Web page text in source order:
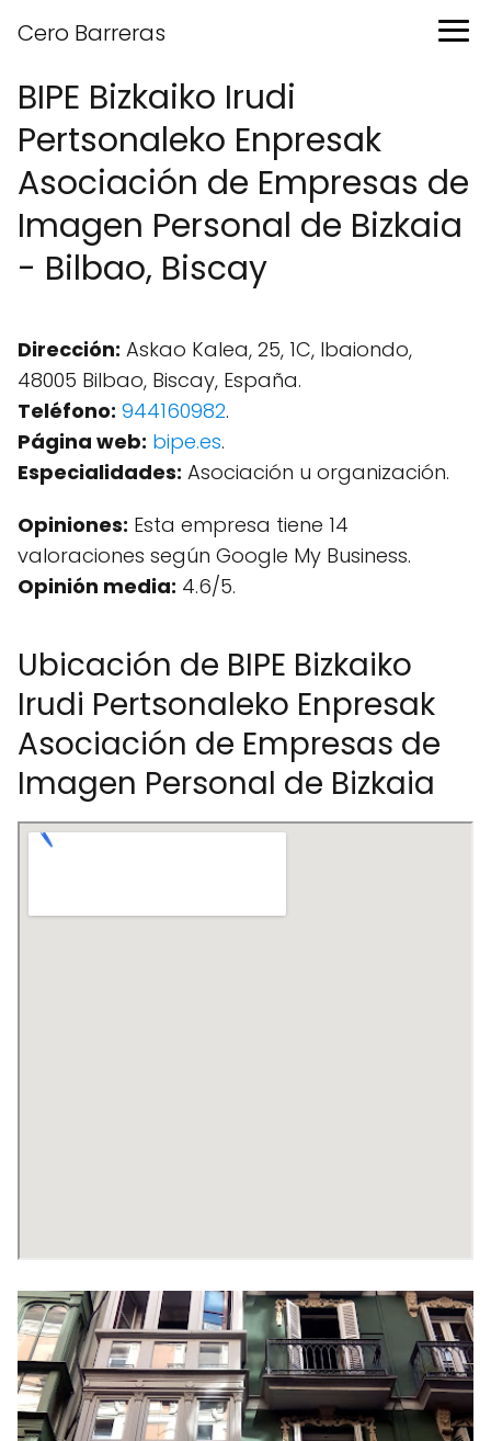
Cero Barreras
BIPE Bizkaiko Irudi
Pertsonaleko Enpresak
Asociación de Empresas de
Imagen Personal de Bizkaia
- Bilbao, Biscay
Dirección: Askao Kalea, 25, 1C, Ibaiondo,
48005 Bilbao, Biscay, España.
Teléfono: 944160982.
Página web: bipe.es.
Especialidades: Asociación u organización.
Opiniones: Esta empresa tiene 14
valoraciones según Google My Business.
Opinión media: 4.6/5.
Ubicación de BIPE Bizkaiko
Irudi Pertsonaleko Enpresak
Asociación de Empresas de
Imagen Personal de Bizkaia